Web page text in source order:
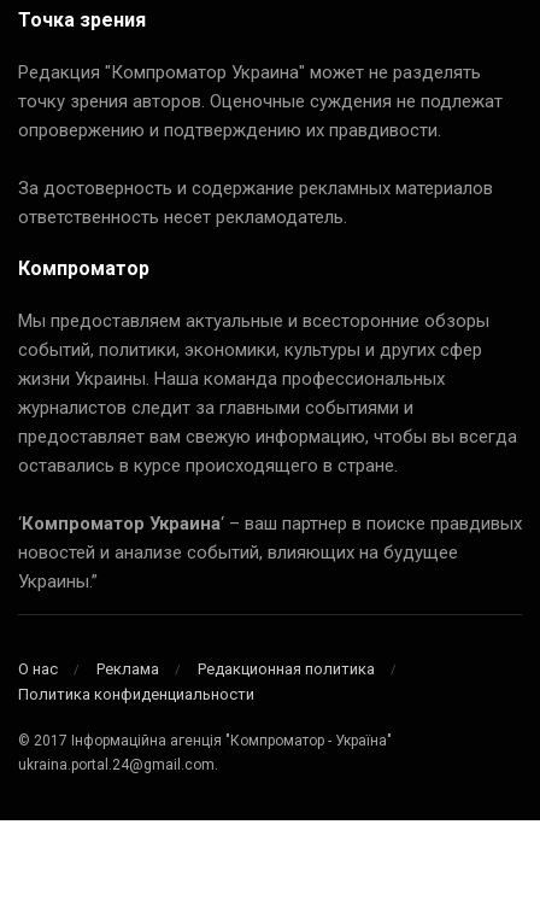
Точка зрения
Редакция "Компроматор Украина" может не разделять
точку зрения авторов. Оценочные суждения не подлежат
опровержению и подтверждению их правдивости.
За достоверность и содержание рекламных материалов
ответственность несет рекламодатель.
Компроматор
Мы предоставляем актуальные и всесторонние обзоры
событий, политики, экономики, культуры и других сфер
жизни Украины. Наша команда профессиональных
журналистов следит за главными событиями и
предоставляет вам свежую информацию, чтобы вы всегда
оставались в курсе происходящего в стране.
‘Компроматор Украина‘ – ваш партнер в поиске правдивых
новостей и анализе событий, влияющих на будущее
Украины.”
О нас Реклама
Редакционная политика
Политика конфиденциальности
© 2017 Інформаційна агенція "Компроматор - Україна"
ukraina.portal.24@gmail.com.